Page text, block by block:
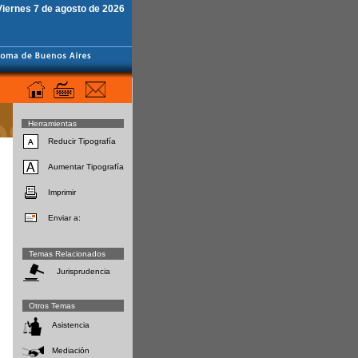
7 de agosto de 2026
Herramientas
Reducir Tipografía
Aumentar Tipografía
Imprimir
Enviar a:
Temas Relacionados
Jurisprudencia
Otros Temas
Asistencia
Mediación